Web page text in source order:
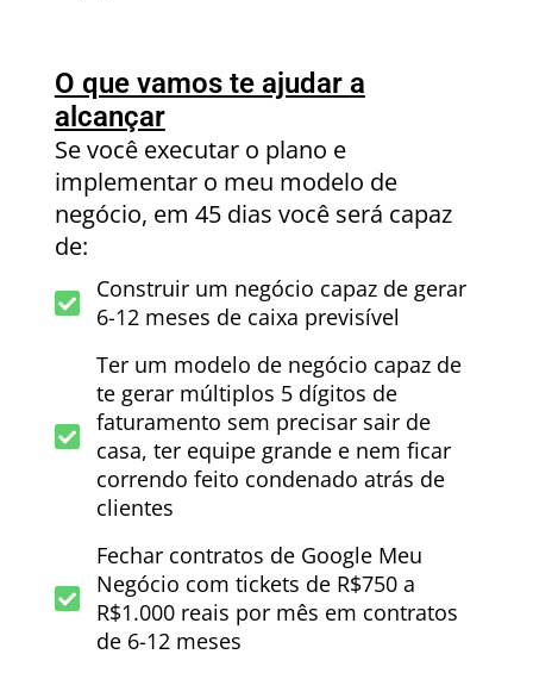
O que vamos te ajudar a
alcançar
Se você executar o plano e
implementar o meu modelo de
negócio, em 45 dias você será capaz
de:
Construir um negócio capaz de gerar
6-12 meses de caixa previsível
Ter um modelo de negócio capaz de
te gerar múltiplos 5 dígitos de
faturamento sem precisar sair de
casa, ter equipe grande e nem ficar
correndo feito condenado atrás de
clientes
Fechar contratos de Google Meu
Negócio com tickets de R$750 a
R$1.000 reais por mês em contratos
de 6-12 meses